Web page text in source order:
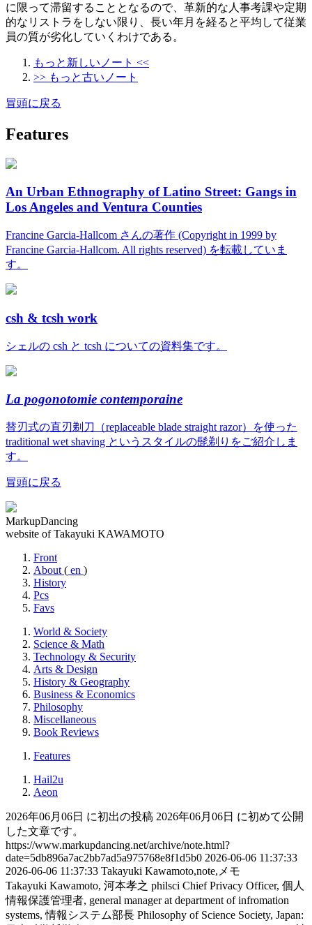
に限って滞留することとなるので、革新的な人事考課や定期
的なリストラをしない限り、長い年月を経ると平均して従業
員の質が劣化していくわけである。
もっと新しいノート <<
>> もっと古いノート
冒頭に戻る
Features
An Urban Ethnography of Latino Street: Gangs in
Los Angeles and Ventura Counties
Francine Garcia-Hallcom さんの著作 (Copyright in 1999 by
Francine Garcia-Hallcom. All rights reserved) を転載していま
す。
csh & tcsh work
シェルの csh と tcsh についての資料集です。
La pogonotomie contemporaine
替刃式の直刃剃刀（replaceable blade straight razor）を使った
traditional wet shaving というスタイルの髭剃りをご紹介しま
す。
冒頭に戻る
MarkupDancing
website of Takayuki KAWAMOTO
Front
About ( en )
History
Pcs
Favs
World & Society
Science & Math
Technology & Security
Arts & Design
History & Geography
Business & Economics
Philosophy
Miscellaneous
Book Reviews
Features
Hail2u
Aeon
2026年06月06日 に初出の投稿 2026年06月06日 に初めて公開
した文章です。
https://www.markupdancing.net/archive/note.html?
date=5db896a7ac2bb7ad5a975768e8f1d5b0 2026-06-06 11:37:33
2026-06-06 11:37:33 Takayuki Kawamoto,note,メモ
Takayuki Kawamoto, 河本孝之 philsci Chief Privacy Officer, 個人
情報保護管理者, general manager at department of infromation
systems, 情報システム部長 Philosophy of Science Society, Japan: